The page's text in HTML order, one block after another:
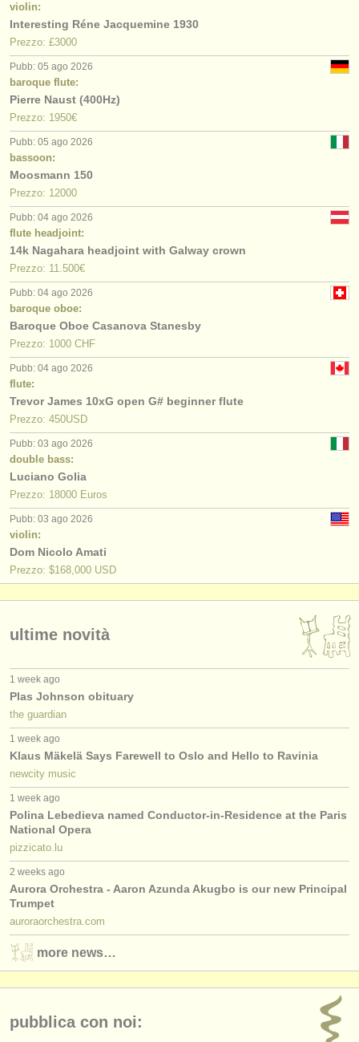
violin:
Interesting Réne Jacquemine 1930
Prezzo: £3000
Pubb: 05 ago 2026
baroque flute:
Pierre Naust (400Hz)
Prezzo: 1950€
Pubb: 05 ago 2026
bassoon:
Moosmann 150
Prezzo: 12000
Pubb: 04 ago 2026
flute headjoint:
14k Nagahara headjoint with Galway crown
Prezzo: 11.500€
Pubb: 04 ago 2026
baroque oboe:
Baroque Oboe Casanova Stanesby
Prezzo: 1000 CHF
Pubb: 04 ago 2026
flute:
Trevor James 10xG open G# beginner flute
Prezzo: 450USD
Pubb: 03 ago 2026
double bass:
Luciano Golia
Prezzo: 18000 Euros
Pubb: 03 ago 2026
violin:
Dom Nicolo Amati
Prezzo: $168,000 USD
ultime novità
1 week ago
Plas Johnson obituary
the guardian
1 week ago
Klaus Mäkelä Says Farewell to Oslo and Hello to Ravinia
newcity music
1 week ago
Polina Lebedieva named Conductor-in-Residence at the Paris
National Opera
pizzicato.lu
2 weeks ago
Aurora Orchestra - Aaron Azunda Akugbo is our new Principal
Trumpet
auroraorchestra.com
more news…
pubblica con noi: